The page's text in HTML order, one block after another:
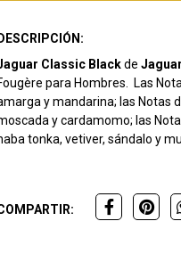
DESCRIPCIÓN:
Classic Blackde Jaguar
para Hombres. Las
y mandarina; las Notas
y cardamomo; las
tonka, vetiver, sándalo y